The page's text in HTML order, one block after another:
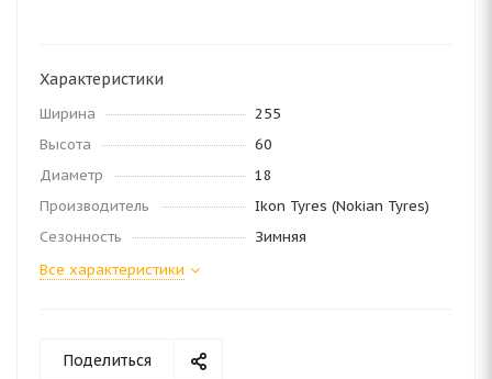
Характеристики
Ширина
255
Высота
60
Диаметр
18
Производитель
Ikon Tyres (Nokian Tyres)
Сезонность
Зимняя
Все характеристики
Поделиться